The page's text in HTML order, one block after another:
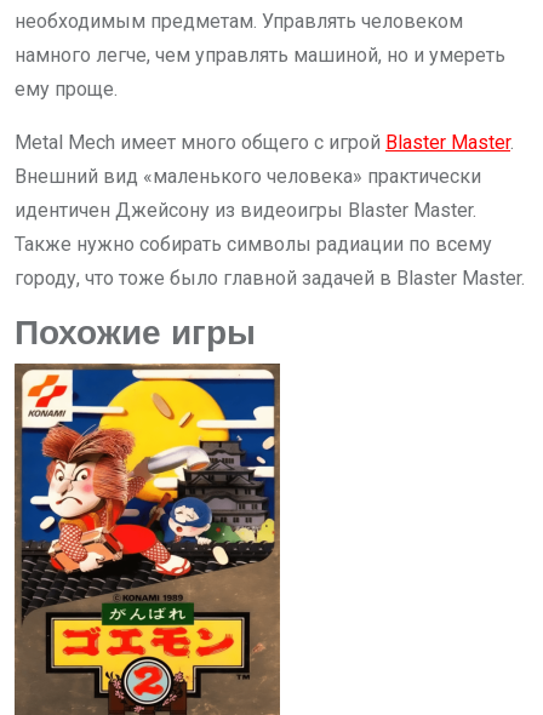
необходимым предметам. Управлять человеком
намного легче, чем управлять машиной, но и умереть
ему проще.
Metal Mech имеет много общего с игрой Blaster Master.
Внешний вид «маленького человека» практически
идентичен Джейсону из видеоигры Blaster Master.
Также нужно собирать символы радиации по всему
городу, что тоже было главной задачей в Blaster Master.
Похожие игры